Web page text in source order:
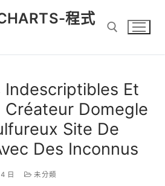
程式
Indescriptibles Et
Créateur Domegle
Site De
Des Inconnus
日 未分類